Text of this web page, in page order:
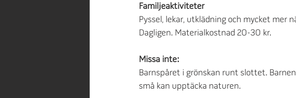
Familjeaktiviteter
Pyssel, lekar, utklädning och mycket
Dagligen. Materialkostnad 20-30 kr.
Missa inte:
Barnspåret i grönskan runt slottet.
små kan upptäcka naturen.